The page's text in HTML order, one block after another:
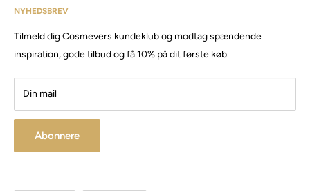
har siden da solgt produkter og maskiner, til både privat &
Besøg vores store butik / showroom i Brabrand.
NYHEDSBREV
Tilmeld dig Cosmevers kundeklub og modtag spændende
inspiration, gode tilbud og få 10% på dit første køb.
Din mail
Abonnere
CVR:41 50 56 21